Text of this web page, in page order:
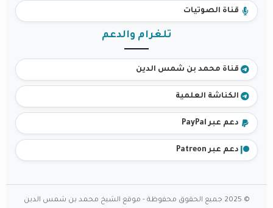
قناة الصوتيات
تلغرام والدعم
قناة محمد بن شمس الدين
الكناشة العلمية
دعم عبر PayPal
دعم عبر Patreon
© 2025 جميع الحقوق محفوظة - موقع الشيخ محمد بن شمس الدين